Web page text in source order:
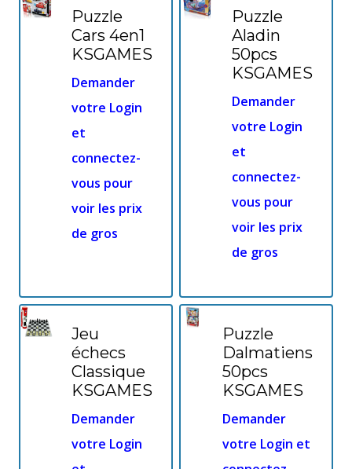
Puzzle
Cars 4en1
KSGAMES
Demander
votre Login
et
connectez-
vous pour
voir les prix
de gros
Puzzle
Aladin
50pcs
KSGAMES
Demander
votre Login
et
connectez-
vous pour
voir les prix
de gros
Jeu
échecs
Classique
KSGAMES
Demander
votre Login
Puzzle
Dalmatiens
50pcs
KSGAMES
Demander
votre Login et